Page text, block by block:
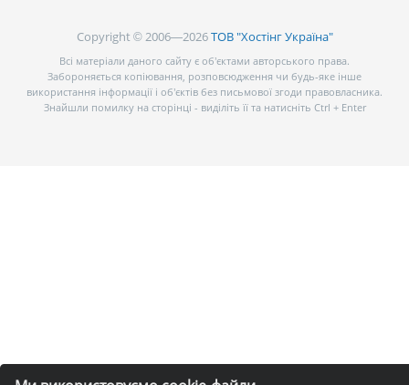
Copyright © 2006—2026ТОВ "Хостінг Україна"
Всі матеріали даного сайту є об’єктами авторського права.
Забороняється копіювання, розповсюдження чи будь-яке інше
використання інформації і об’єктів без письмової згоди правовласника.
Знайшли помилку на сторінці - виділіть її та натисніть Ctrl + Enter